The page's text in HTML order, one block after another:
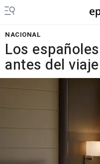
NACIONAL
Los
antes del